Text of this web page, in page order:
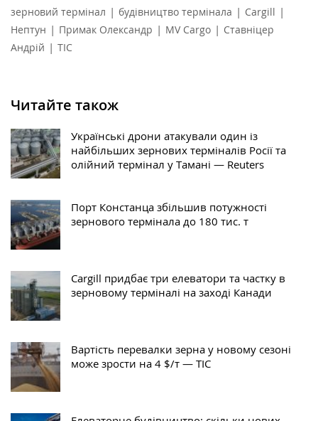
зерновий термінал | будівництво термінала | Cargill |
Нептун | Примак Олександр | MV Cargo | Ставніцер
Андрій | ТІС
Читайте також
Українські дрони атакували один із
найбільших зернових терміналів Росії та
олійний термінал у Тамані — Reuters
Порт Констанца збільшив потужності
зернового термінала до 180 тис. т
Cargill придбає три елеватори та частку в
зерновому терміналі на заході Канади
Вартість перевалки зерна у новому сезоні
може зрости на 4 $/т — ТІС